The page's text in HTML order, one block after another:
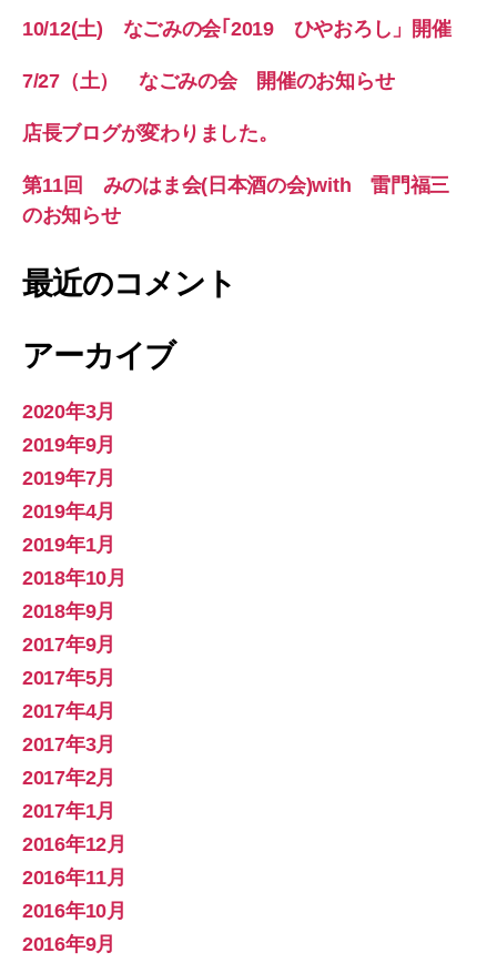
10/12(土) なごみの会｢2019 ひやおろし」開催
7/27（土） なごみの会 開催のお知らせ
店長ブログが変わりました。
第11回 みのはま会(日本酒の会)with 雷門福三
のお知らせ
最近のコメント
アーカイブ
2020年3月
2019年9月
2019年7月
2019年4月
2019年1月
2018年10月
2018年9月
2017年9月
2017年5月
2017年4月
2017年3月
2017年2月
2017年1月
2016年12月
2016年11月
2016年10月
2016年9月